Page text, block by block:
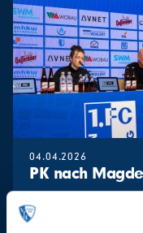
04.04.2026
PK nach